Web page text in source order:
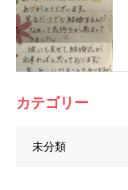
カテゴリー
未分類